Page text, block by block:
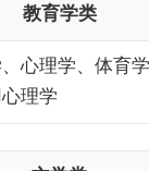
教育学类
心理学、体育
理学